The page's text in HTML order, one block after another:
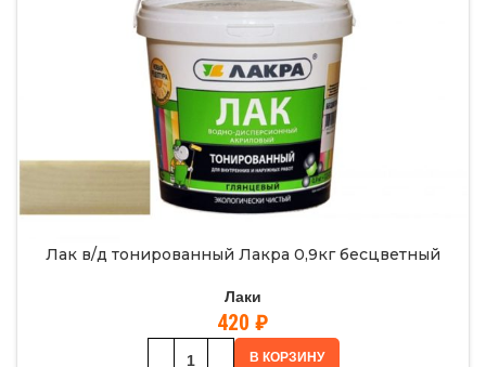
Лак в/д тонированный Лакра 0,9кг бесцветный
Лаки
420 ₽
В КОРЗИНУ